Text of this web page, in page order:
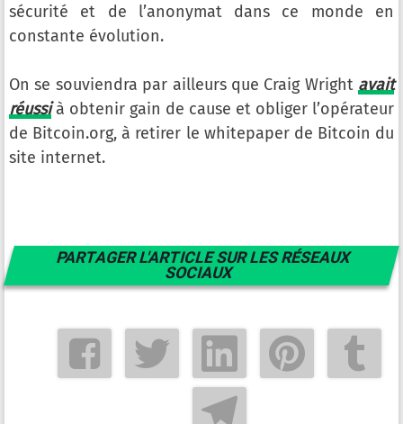
sécurité et de l’anonymat dans ce monde en
constante évolution.
On se souviendra par ailleurs que Craig Wright avait
réussià obtenir gain de cause et obliger l’opérateur
de Bitcoin.org, à retirer le whitepaper de Bitcoin du
site internet.
PARTAGER L'ARTICLE SUR LES RÉSEAUX
SOCIAUX